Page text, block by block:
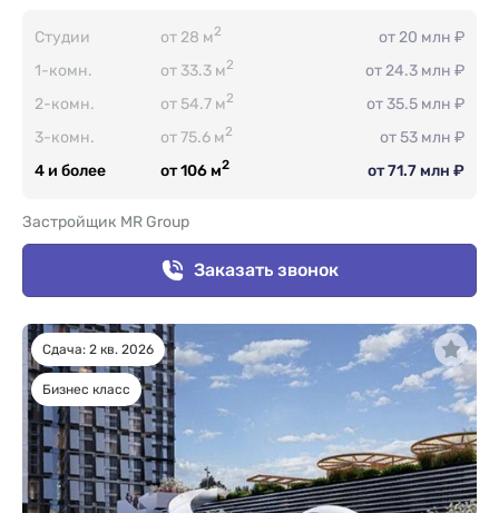
Студии от 28 м2
от 20 млн ₽
1-комн.
от 33.3 м2
от 24.3 млн ₽
2-комн.
от 54.7 м2
от 35.5 млн ₽
3-комн.
от 75.6 м2
от 53 млн ₽
4 и более
от 106 м2 от 71.7 млн ₽
Застройщик MR Group
Заказать звонок
Сдача: 2 кв. 2026
Бизнес класс